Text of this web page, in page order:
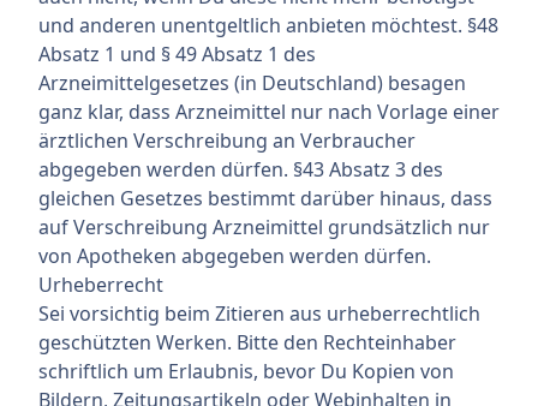
und anderen unentgeltlich anbieten möchtest. §48
Absatz 1 und § 49 Absatz 1 des
Arzneimittelgesetzes (in Deutschland) besagen
ganz klar, dass Arzneimittel nur nach Vorlage einer
ärztlichen Verschreibung an Verbraucher
abgegeben werden dürfen. §43 Absatz 3 des
gleichen Gesetzes bestimmt darüber hinaus, dass
auf Verschreibung Arzneimittel grundsätzlich nur
von Apotheken abgegeben werden dürfen.
Urheberrecht
Sei vorsichtig beim Zitieren aus urheberrechtlich
geschützten Werken. Bitte den Rechteinhaber
schriftlich um Erlaubnis, bevor Du Kopien von
Bildern, Zeitungsartikeln oder Webinhalten in